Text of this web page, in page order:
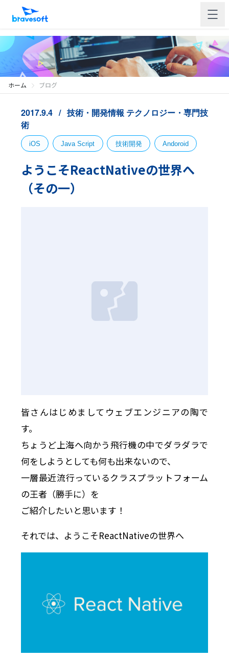
ホーム ブログ
2017.9.4 技術・開発情報 テクノロジー・専門技
術
iOS Java Script 技術開発 Andoroid
ようこそReactNativeの世界へ
（その一）
皆さんはじめましてウェブエンジニアの陶で
す。
ちょうど上海へ向かう飛行機の中でダラダラで
何をしようとしても何も出来ないので、
一層最近流行っているクラスプラットフォーム
の王者（勝手に）を
ご紹介したいと思います！
それでは、ようこそReactNativeの世界へ